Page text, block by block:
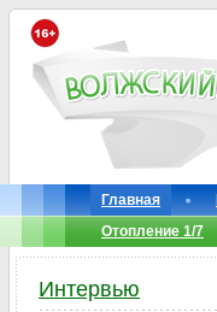
Главная
Отопление 1/7
Интервью